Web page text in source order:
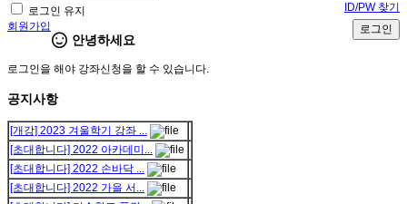
로그인 유지
ID/PW 찾기
회원가입
로그인
안녕하세요
로그인을 해야 강좌신청을 할 수 있습니다.
공지사항
[개강] 2023 겨울학기 강좌 ...
[초대합니다] 2022 아카데미...
[초대합니다] 2022 손바닥 ...
[초대합니다] 2022 가을 서...